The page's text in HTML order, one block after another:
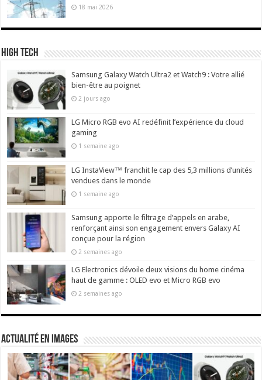
18 mai 2026
High Tech
Samsung Galaxy Watch Ultra2 et Watch9 : Votre allié
bien-être au poignet
2 jours ago
LG Micro RGB evo AI redéfinit l’expérience du cloud
gaming
1 semaine ago
LG InstaView™ franchit le cap des 5,3 millions d’unités
vendues dans le monde
1 semaine ago
Samsung apporte le filtrage d’appels en arabe,
renforçant ainsi son engagement envers Galaxy AI
conçue pour la région
2 semaines ago
LG Electronics dévoile deux visions du home cinéma
haut de gamme : OLED evo et Micro RGB evo
2 semaines ago
actualité en images